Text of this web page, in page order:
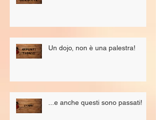
Un dojo, non è una palestra!
...e anche questi sono passati!